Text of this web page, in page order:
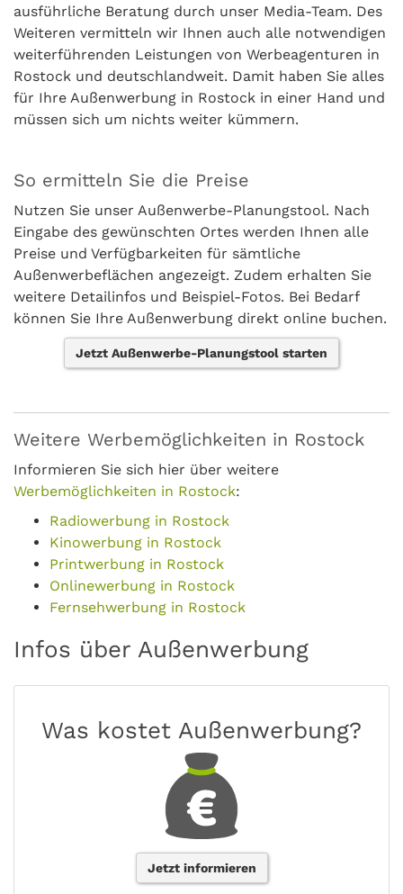
ausführliche Beratung durch unser Media-Team. Des
Weiteren vermitteln wir Ihnen auch alle notwendigen
weiterführenden Leistungen von Werbeagenturen in
Rostock und deutschlandweit. Damit haben Sie alles
für Ihre Außenwerbung in Rostock in einer Hand und
müssen sich um nichts weiter kümmern.
So ermitteln Sie die Preise
Nutzen Sie unser Außenwerbe-Planungstool. Nach
Eingabe des gewünschten Ortes werden Ihnen alle
Preise und Verfügbarkeiten für sämtliche
Außenwerbeflächen angezeigt. Zudem erhalten Sie
weitere Detailinfos und Beispiel-Fotos. Bei Bedarf
können Sie Ihre Außenwerbung direkt online buchen.
Jetzt Außenwerbe-Planungstool starten
Weitere Werbemöglichkeiten in Rostock
Informieren Sie sich hier über weitere
Werbemöglichkeiten in Rostock:
Radiowerbung in Rostock
Kinowerbung in Rostock
Printwerbung in Rostock
Onlinewerbung in Rostock
Fernsehwerbung in Rostock
Infos über Außenwerbung
Was kostet Außenwerbung?
Jetzt informieren